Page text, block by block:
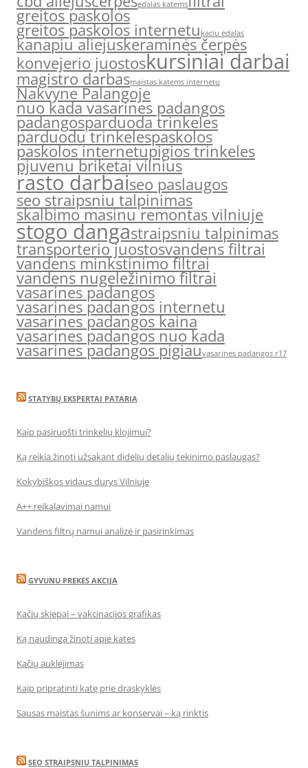
edalas katems
greitos paskolos
greitos paskolos internetu kaciu edalas
kanapiu aliejuskeraminės čerpės
konvejerio juostoskursiniai darbai
magistro darbasmaistas katems internetu
Nakvyne Palangoje
nuo kada vasarines padangos
padangosparduoda trinkeles
parduodu trinkelespaskolos
paskolos internetupigios trinkeles
pjuvenu briketai vilnius
rasto darbaiseo paslaugos
seo straipsniu talpinimas
skalbimo masinu remontas vilniuje
stogo dangastraipsniu talpinimas
transporterio juostosvandens filtrai
vandens minkstinimo filtrai
vandens nugeležinimo filtrai
vasarines padangos
vasarines padangos internetu
vasarines padangos kaina
vasarines padangos nuo kada
vasarines padangos pigiauvasarines padangos r17
STATYBŲ EKSPERTAI PATARIA
Kaip pasiruošti trinkelių klojimui?
Ką reikia žinoti užsakant didelių detalių tekinimo paslaugas?
Kokybiškos vidaus durys Vilniuje
A++ reikalavimai namui
Vandens filtrų namui analizė ir pasirinkimas
GYVUNU PREKES AKCIJA
Kačių skiepai – vakcinacijos grafikas
Ką naudinga žinoti apie kates
Kačių auklėjimas
Kaip pripratinti katę prie draskyklės
Sausas maistas šunims ar konservai – ką rinktis
SEO STRAIPSNIU TALPINIMAS